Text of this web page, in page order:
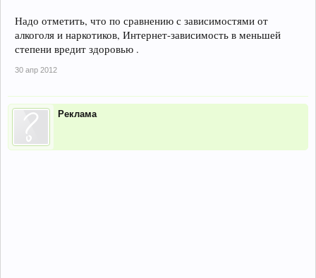
Надо отметить, что по сравнению с зависимостями от
алкоголя и наркотиков, Интернет-зависимость в меньшей
степени вредит здоровью .
30 апр 2012
Реклама